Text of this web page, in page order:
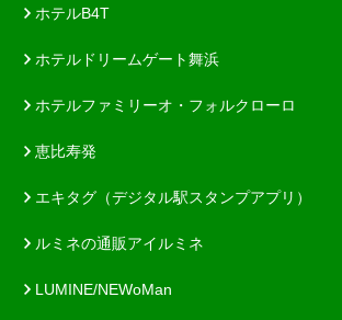
ホテルB4T
ホテルドリームゲート舞浜
ホテルファミリーオ・フォルクローロ
恵比寿発
エキタグ（デジタル駅スタンプアプリ）
ルミネの通販アイルミネ
LUMINE/NEWoMan